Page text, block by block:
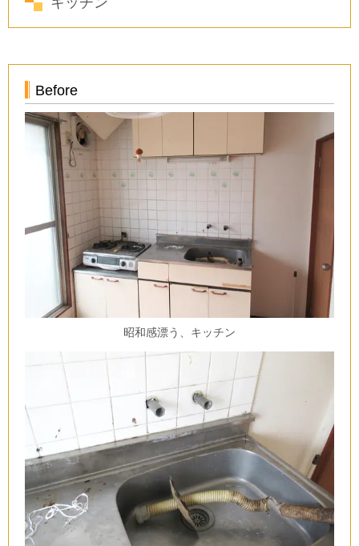
Before
昭和感漂う、キッチン